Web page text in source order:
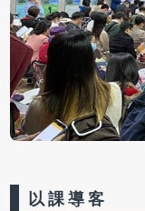
以課導客